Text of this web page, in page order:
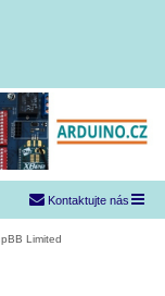
Kontaktujte nás
Limited